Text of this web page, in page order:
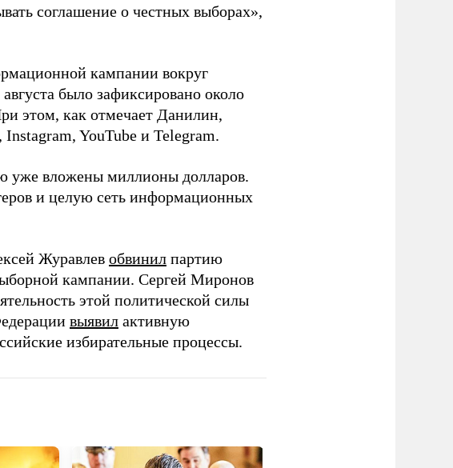
соглашение о честных выборах»,
кампании вокруг
было зафиксировано около
этом, как отмечает Данилин,
Instagram, YouTube и Telegram.
уже вложены миллионы долларов.
и целую сеть информационных
Журавлев обвинил партию
кампании. Сергей Миронов
этой политической силы
выявил активную
избирательные процессы.